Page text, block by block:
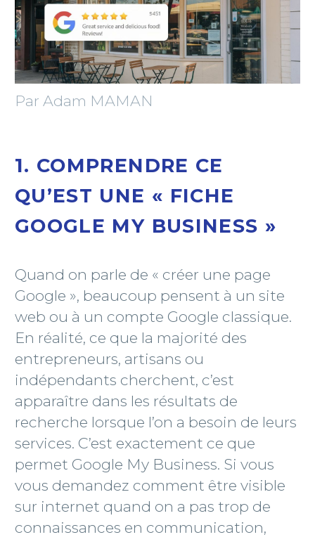
Par Adam MAMAN
1. COMPRENDRE CE
QU’EST UNE « FICHE
GOOGLE MY BUSINESS »
Quand on parle de « créer une page
Google », beaucoup pensent à un site
web ou à un compte Google classique.
En réalité, ce que la majorité des
entrepreneurs, artisans ou
indépendants cherchent, c’est
apparaître dans les résultats de
recherche lorsque l’on a besoin de leurs
services. C’est exactement ce que
permet Google My Business. Si vous
vous demandez comment être visible
sur internet quand on a pas trop de
connaissances en communication,